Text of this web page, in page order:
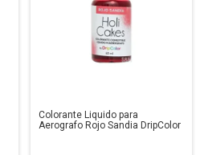
Colorante Liquido para
Aerografo Rojo Sandia DripColor